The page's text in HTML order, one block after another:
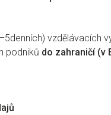
vzdělávacích
podniků do zahraničí (v